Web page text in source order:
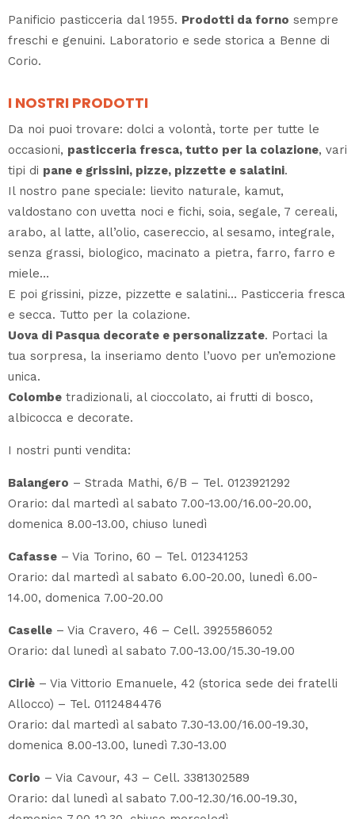
Panificio pasticceria dal 1955. Prodotti da forno sempre
freschi e genuini. Laboratorio e sede storica a Benne di
Corio.
I NOSTRI PRODOTTI
Da noi puoi trovare: dolci a volontà, torte per tutte le
occasioni, pasticceria fresca, tutto per la colazione, vari
tipi di pane e grissini, pizze, pizzette e salatini.
Il nostro pane speciale: lievito naturale, kamut,
valdostano con uvetta noci e fichi, soia, segale, 7 cereali,
arabo, al latte, all’olio, casereccio, al sesamo, integrale,
senza grassi, biologico, macinato a pietra, farro, farro e
miele…
E poi grissini, pizze, pizzette e salatini… Pasticceria fresca
e secca. Tutto per la colazione.
Uova di Pasqua decorate e personalizzate. Portaci la
tua sorpresa, la inseriamo dento l’uovo per un’emozione
unica.
Colombe tradizionali, al cioccolato, ai frutti di bosco,
albicocca e decorate.
I nostri punti vendita:
Balangero – Strada Mathi, 6/B – Tel. 0123921292
Orario: dal martedì al sabato 7.00-13.00/16.00-20.00,
domenica 8.00-13.00, chiuso lunedì
Cafasse – Via Torino, 60 – Tel. 012341253
Orario: dal martedì al sabato 6.00-20.00, lunedì 6.00-
14.00, domenica 7.00-20.00
Caselle – Via Cravero, 46 – Cell. 3925586052
Orario: dal lunedì al sabato 7.00-13.00/15.30-19.00
Ciriè – Via Vittorio Emanuele, 42 (storica sede dei fratelli
Allocco) – Tel. 0112484476
Orario: dal martedì al sabato 7.30-13.00/16.00-19.30,
domenica 8.00-13.00, lunedì 7.30-13.00
Corio – Via Cavour, 43 – Cell. 3381302589
Orario: dal lunedì al sabato 7.00-12.30/16.00-19.30,